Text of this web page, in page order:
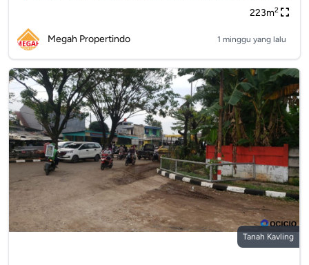
223m2
Megah Propertindo 1 minggu yang lalu
Tanah Kavling